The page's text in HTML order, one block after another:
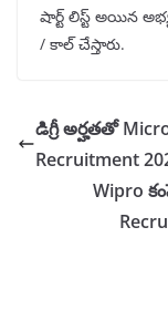
షార్ట్ లిస్ట్ అయిన
/ కాల్ చేస్తారు.
డిగ్రీ అర్హతతో
Recruitment
Wipro